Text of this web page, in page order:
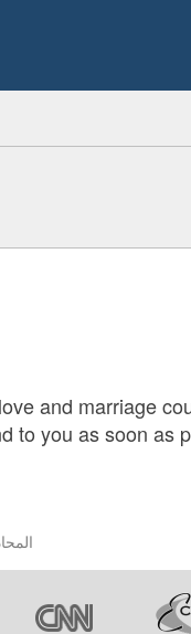
and marriage
to you as soon as